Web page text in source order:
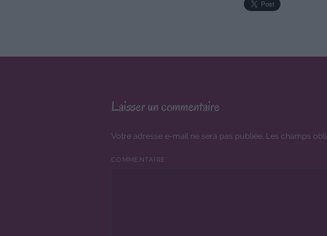
Laisser un commentaire
Votre adresse e-mail ne sera pas publiée. Les champs
COMMENTAIRE